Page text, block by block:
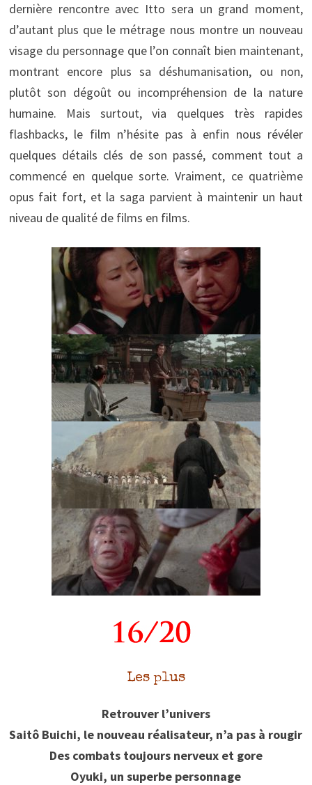
dernière rencontre avec Itto sera un grand moment,
d’autant plus que le métrage nous montre un nouveau
visage du personnage que l’on connaît bien maintenant,
montrant encore plus sa déshumanisation, ou non,
plutôt son dégoût ou incompréhension de la nature
humaine. Mais surtout, via quelques très rapides
flashbacks, le film n’hésite pas à enfin nous révéler
quelques détails clés de son passé, comment tout a
commencé en quelque sorte. Vraiment, ce quatrième
opus fait fort, et la saga parvient à maintenir un haut
niveau de qualité de films en films.
Les plus
Retrouver l’univers
Saitô Buichi, le nouveau réalisateur, n’a pas à rougir
Des combats toujours nerveux et gore
Oyuki, un superbe personnage